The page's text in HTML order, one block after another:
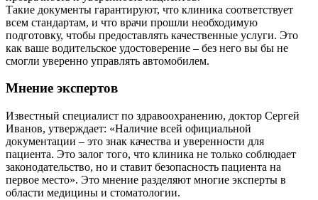
Такие документы гарантируют, что клиника соответствует
всем стандартам, и что врачи прошли необходимую
подготовку, чтобы предоставлять качественные услуги. Это
как ваше водительское удостоверение – без него вы бы не
смогли уверенно управлять автомобилем.
Мнение экспертов
Известный специалист по здравоохранению, доктор Сергей
Иванов, утверждает: «Наличие всей официальной
документации – это знак качества и уверенности для
пациента. Это залог того, что клиника не только соблюдает
законодательство, но и ставит безопасность пациента на
первое место». Это мнение разделяют многие эксперты в
области медицины и стоматологии.